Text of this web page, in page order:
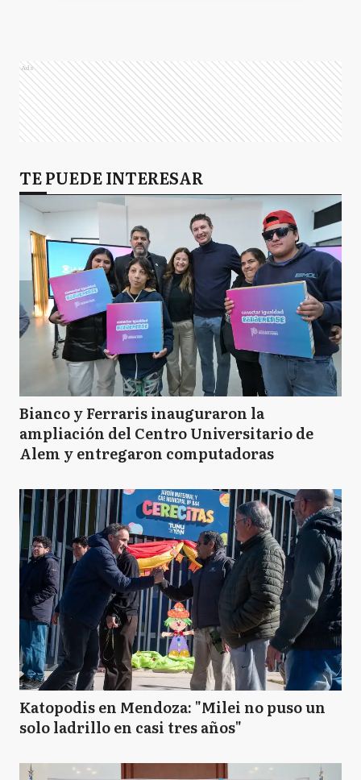
Ads
TE PUEDE INTERESAR
Bianco y Ferraris inauguraron la
ampliación del Centro Universitario de
Alem y entregaron computadoras
Katopodis en Mendoza: "Milei no puso un
solo ladrillo en casi tres años"